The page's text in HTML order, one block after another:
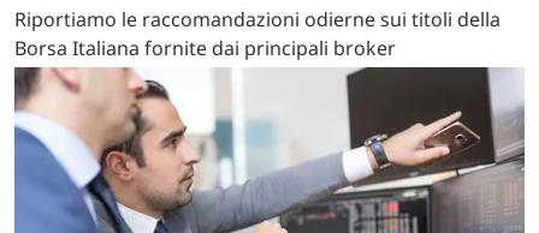
Riportiamo le raccomandazioni odierne sui titoli della
Borsa Italiana fornite dai principali broker